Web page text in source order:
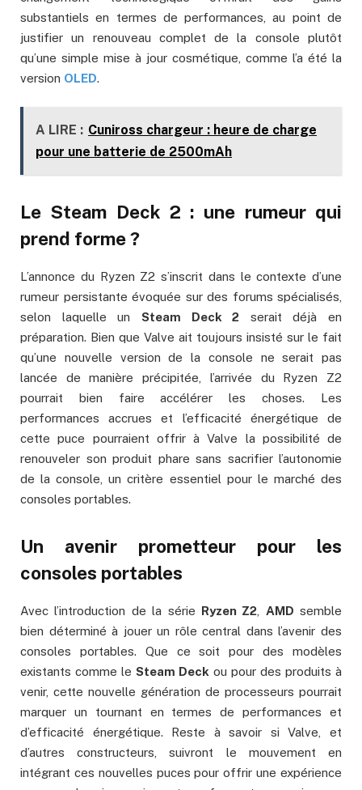
substantiels en termes de performances, au point de
justifier un renouveau complet de la console plutôt
qu’une simple mise à jour cosmétique, comme l’a été la
version OLED.
A LIRE : Cuniross chargeur : heure de charge
pour une batterie de 2500mAh
Le Steam Deck 2 : une rumeur qui
prend forme ?
L’annonce du Ryzen Z2 s’inscrit dans le contexte d’une
rumeur persistante évoquée sur des forums spécialisés,
selon laquelle un Steam Deck 2 serait déjà en
préparation. Bien que Valve ait toujours insisté sur le fait
qu’une nouvelle version de la console ne serait pas
lancée de manière précipitée, l’arrivée du Ryzen Z2
pourrait bien faire accélérer les choses. Les
performances accrues et l’efficacité énergétique de
cette puce pourraient offrir à Valve la possibilité de
renouveler son produit phare sans sacrifier l’autonomie
de la console, un critère essentiel pour le marché des
consoles portables.
Un avenir prometteur pour les
consoles portables
Avec l’introduction de la série Ryzen Z2 AMD semble
bien déterminé à jouer un rôle central dans l’avenir des
consoles portables. Que ce soit pour des modèles
existants comme le Steam Deck ou pour des produits à
venir, cette nouvelle génération de processeurs pourrait
marquer un tournant en termes de performances et
d’efficacité énergétique. Reste à savoir si Valve, et
d’autres constructeurs, suivront le mouvement en
intégrant ces nouvelles puces pour offrir une expérience